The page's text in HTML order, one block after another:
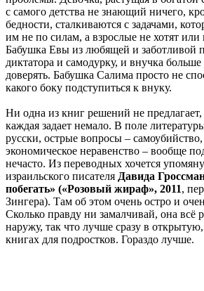
с самого детства не знающий ничего,
бедности, сталкиваются с задачами,
им не по силам, а взрослые не хотят или
Бабушка Евы из любящей и заботливой
диктатора и самодурку, и внучка
доверять. Бабушка Салима просто не
какого боку подступиться к внуку.
Ни одна из книг решений не
каждая задает немало. В поле
русски, острые вопросы –
экономическое неравенство – вообще
нечасто. Из переводных хочется
израильского писателя Давида
побегать» («Розовый жираф», 2011,
Зингера). Там об этом очень остро и
Сколько правду ни замалчивай, она всё
наружу, так что лучше сразу в
книгах для подростков. Гораздо лучше.